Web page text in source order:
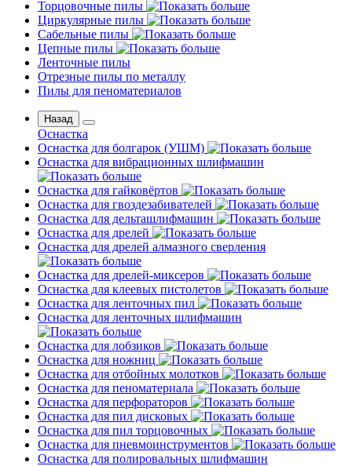
Торцовочные пилы
Циркулярные пилы
Сабельные пилы
Цепные пилы
Ленточные пилы
Отрезные пилы по металлу
Пилы для пеноматериалов
Назад
Оснастка
Оснастка для болгарок (УШМ)
Оснастка для вибрационных шлифмашин
Оснастка для гайковёртов
Оснастка для гвоздезабивателей
Оснастка для дельташлифмашин
Оснастка для дрелей
Оснастка для дрелей алмазного сверления
Оснастка для дрелей-миксеров
Оснастка для клеевых пистолетов
Оснастка для ленточных пил
Оснастка для ленточных шлифмашин
Оснастка для лобзиков
Оснастка для ножниц
Оснастка для отбойных молотков
Оснастка для пеноматериала
Оснастка для перфораторов
Оснастка для пил дисковых
Оснастка для пил торцовочных
Оснастка для пневмоинструментов
Оснастка для полировальных шлифмашин